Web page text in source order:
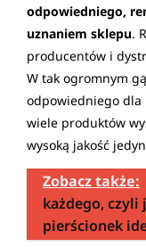
odpowiedniego,
uznaniem sklepu.
producentów i
W tak ogromnym
odpowiedniego dla
wiele produktów
wysoką jakość
Zobacz także:
każdego, czyli
pierścionek